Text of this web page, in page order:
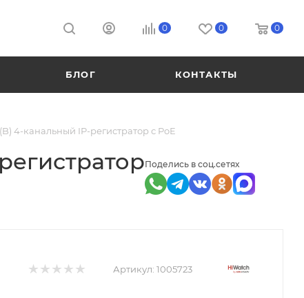
0 0 0
БЛОГ КОНТАКТЫ
4-канальный IP-регистратор с PoE
Поделись в соц.сетях
Артикул: 1005723